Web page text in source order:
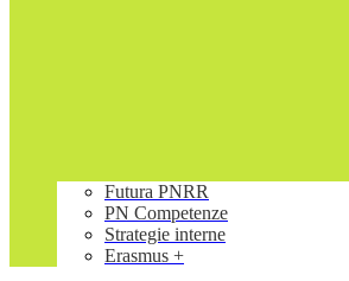
Futura PNRR
PN Competenze
Strategie interne
Erasmus +